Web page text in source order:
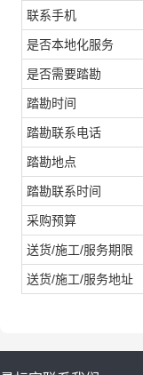
联系手机
是否本地化服务
是否需要踏勘
踏勘时间
踏勘联系电话
踏勘地点
踏勘联系时间
采购预算
送货/施工/服务期限
送货/施工/服务地址